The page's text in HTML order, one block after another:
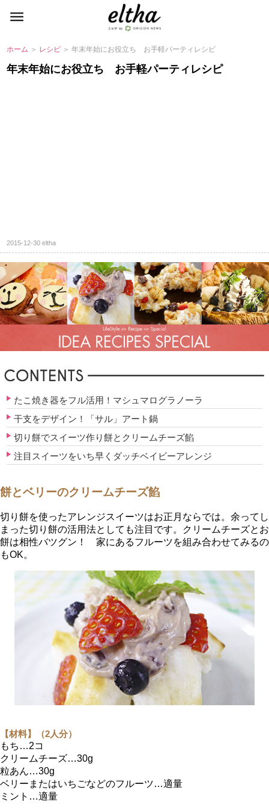
ホーム ＞ レシピ ＞ 年末年始にお役立ち お手軽パーティレシピ
年末年始にお役立ち お手軽パーティレシピ
2015-12-30eltha
たこ焼き器をフル活用！マシュマログラノーラ
干支をデザイン！「サル」アート鍋
切り餅でスイーツ作り餅とクリームチーズ餡
注目スイーツをいち早くダッチベイビーアレンジ
餅とベリーのクリームチーズ餡
切り餅を使ったアレンジスイーツはお正月ならでは。余ってし
まった切り餅の活用法としても注目です。クリームチーズとお
餅は相性バツグン！ 家にあるフルーツを組み合わせてみるの
もOK。
【材料】（2人分）
もち…2コ
クリームチーズ…30g
粒あん…30g
ベリーまたはいちごなどのフルーツ…適量
ミント…適量